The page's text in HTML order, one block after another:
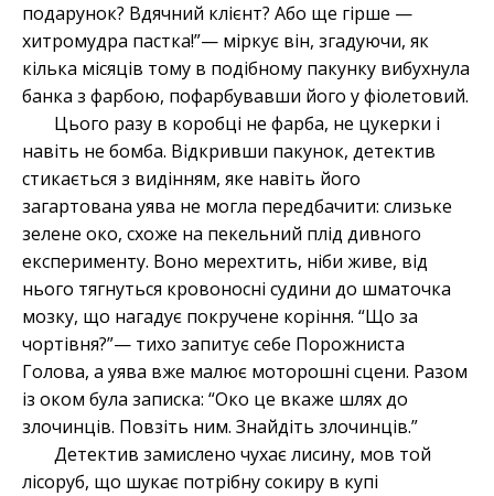
подарунок? Вдячний клієнт? Або ще гірше —
хитромудра пастка!”— міркує він, згадуючи, як
кілька місяців тому в подібному пакунку вибухнула
банка з фарбою, пофарбувавши його у фіолетовий.
Цього разу в коробці не фарба, не цукерки і
навіть не бомба. Відкривши пакунок, детектив
стикається з видінням, яке навіть його
загартована уява не могла передбачити: слизьке
зелене око, схоже на пекельний плід дивного
експерименту. Воно мерехтить, ніби живе, від
нього тягнуться кровоносні судини до шматочка
мозку, що нагадує покручене коріння. “Що за
чортівня?”— тихо запитує себе Порожниста
Голова, а уява вже малює моторошні сцени. Разом
із оком була записка: “Око це вкаже шлях до
злочинців. Повзіть ним. Знайдіть злочинців.”
Детектив замислено чухає лисину, мов той
лісоруб, що шукає потрібну сокиру в купі